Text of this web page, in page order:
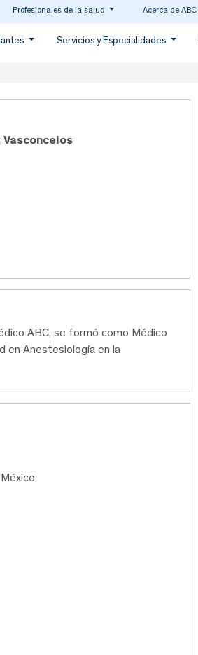
Profesionales de la salud Acerca de ABC
Servicios y Especialidades
Vasconcelos
ABC, se formó como Médico
en Anestesiología en la